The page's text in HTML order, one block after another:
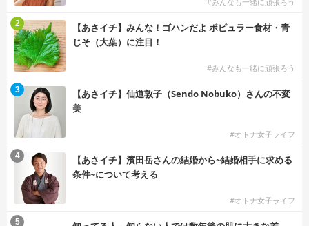
【あさイチ】みんな！ゴハンだよ ポピュラー食材・青
じそ（大葉）に注目！
#みんなも一緒に頑張ろう
2
【あさイチ】仙道敦子（Sendo Nobuko）さんの不変
美
#オトナ女子ライフ
3
【あさイチ】濱田岳さんの結婚から~結婚相手に求める
条件~について考える
#オトナ女子ライフ
4
5